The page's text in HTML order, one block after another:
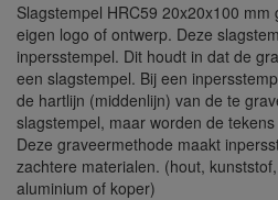
Slagstempel HRC59 20x20x100
eigen logo of ontwerp. Deze
inpersstempel. Dit houdt in dat de
een slagstempel. Bij een
de hartlijn (middenlijn) van de te
slagstempel, maar worden de
Deze graveermethode maakt
zachtere materialen. (hout,
aluminium of koper)